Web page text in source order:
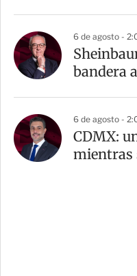
6 de agosto -
bandera
6 de agosto -
CDMX:
mientras